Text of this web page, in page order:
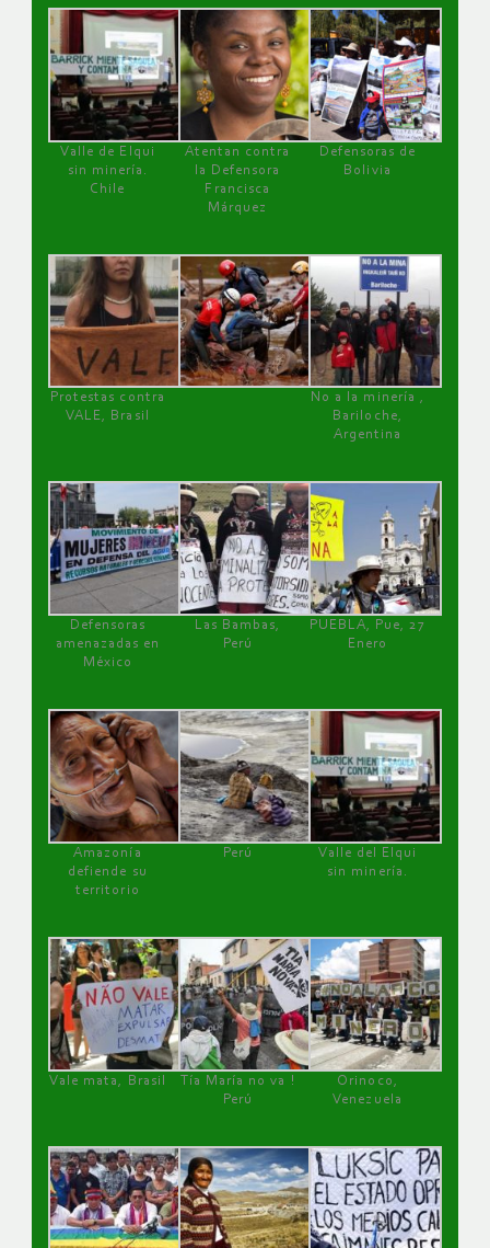
Valle de Elqui
sin minería.
Chile
Atentan contra
la Defensora
Francisca
Márquez
Defensoras de
Bolivia
Protestas contra
VALE, Brasil
No a la minería ,
Bariloche,
Argentina
Defensoras
amenazadas en
México
Las Bambas,
Perú
PUEBLA, Pue, 27
Enero
Amazonía
defiende su
territorio
Perú
Valle del Elqui
sin minería.
Vale mata, Brasil
Tía María no va !
Perú
Orinoco,
Venezuela